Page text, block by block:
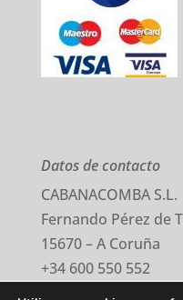
Datos de contacto
CABANACOMBA S.L.
Fernando Pérez de
15670 – A Coruña
+34 600 550 552